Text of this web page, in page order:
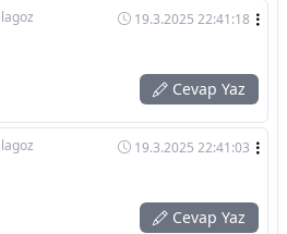
19.3.2025 22:41:18
Cevap Yaz
19.3.2025 22:41:03
Cevap Yaz